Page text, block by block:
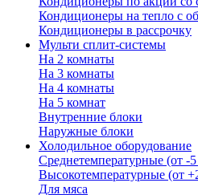
Кондиционеры на тепло с
Кондиционеры в рассрочку
Мульти сплит-системы
На 2 комнаты
На 3 комнаты
На 4 комнаты
На 5 комнат
Внутренние блоки
Наружные блоки
Холодильное оборудование
Среднетемпературные (от -
Высокотемпературные (от
Для мяса